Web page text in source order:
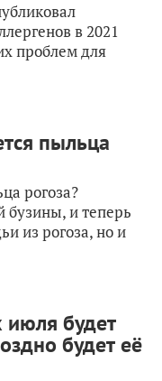
в 2021
проблем для
пыльца
рогоза?
бузины, и теперь
из рогоза, но и
июля будет
будет её